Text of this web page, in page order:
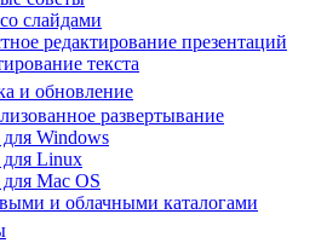
слайдами
редактирование презентаций
текста
и обновление
развертывание
Windows
Linux
Mac OS
и облачными каталогами